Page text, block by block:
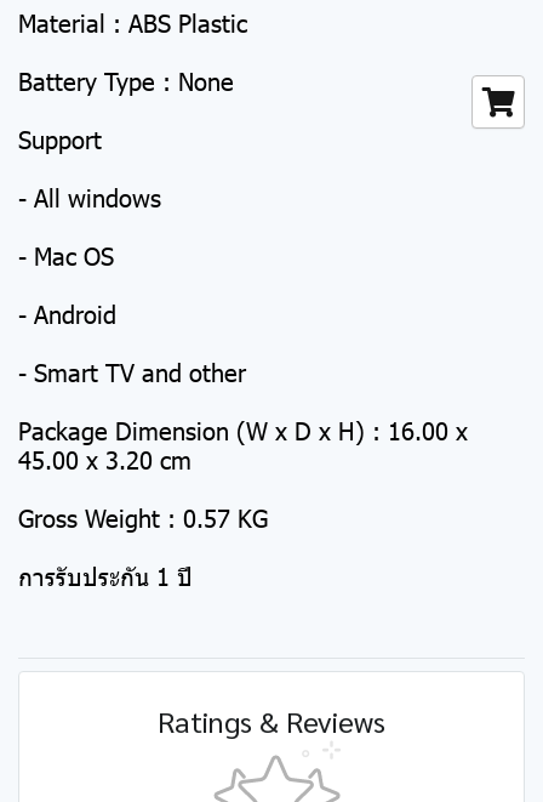
Material : ABS Plastic
Battery Type : None
Support
- All windows
- Mac OS
- Android
- Smart TV and other
Package Dimension (W x D x H) : 16.00 x
45.00 x 3.20 cm
Gross Weight : 0.57 KG
การรับประกัน 1 ปี
Ratings & Reviews